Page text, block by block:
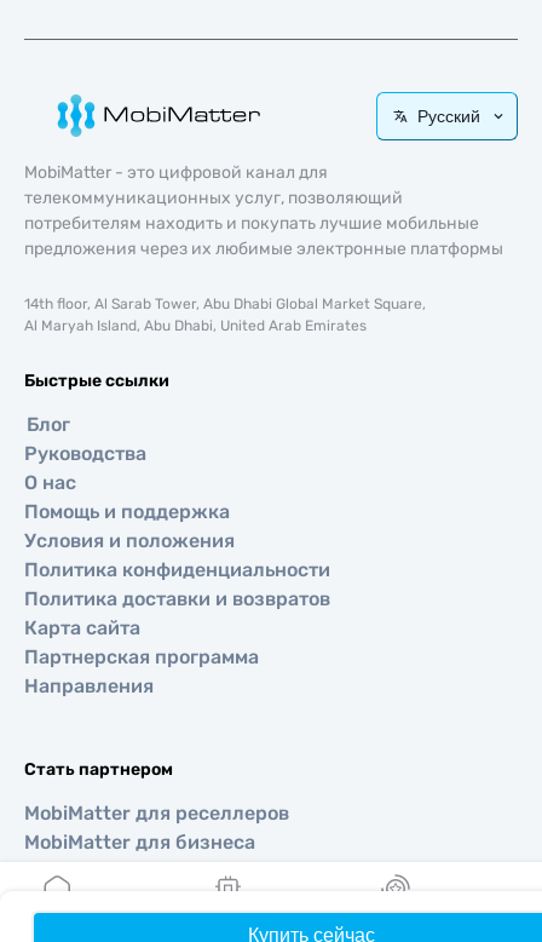
Купить сейчас
Русский
MobiMatter - это цифровой канал для
телекоммуникационных услуг, позволяющий
потребителям находить и покупать лучшие мобильные
предложения через их любимые электронные платформы
14th floor, Al Sarab Tower, Abu Dhabi Global Market Square,
Al Maryah Island, Abu Dhabi, United Arab Emirates
Быстрые ссылки
Блог
Руководства
О нас
Помощь и поддержка
Условия и положения
Политика конфиденциальности
Политика доставки и возвратов
Карта сайта
Партнерская программа
Направления
Стать партнером
MobiMatter для реселлеров
MobiMatter для бизнеса
MobiMatter для аффилиатов
Мои eSIM Бонусы